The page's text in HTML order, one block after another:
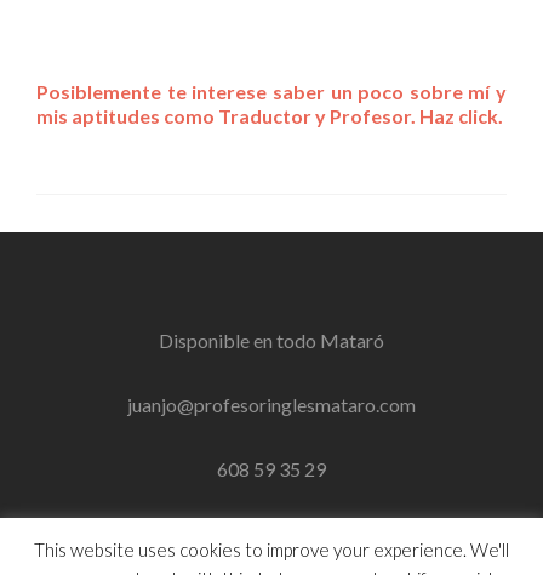
Posiblemente te interese saber un poco sobre mí y
mis aptitudes como Traductor y Profesor. Haz click.
Disponible en todo Mataró
juanjo@profesoringlesmataro.com
608 59 35 29
This website uses cookies to improve your experience. We'll